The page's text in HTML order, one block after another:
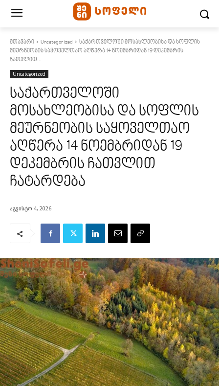
მთავარი Uncategorized
საქართველოში მოსახლეობისა და სოფლის
მეურნეობის საყოველთაო აღწერა 14 ნოემბრიდან 19 დეკემბრის
ჩათვლით...
Uncategorized
საქართველოში
მოსახლეობისა და სოფლის
მეურნეობის საყოველთაო
აღწერა 14 ნოემბრიდან 19
დეკემბრის ჩათვლით
ჩატარდება
აგვისტო 4, 2026